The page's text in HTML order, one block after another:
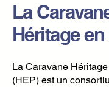
La
Héritage
La Caravane
(HEP) est un